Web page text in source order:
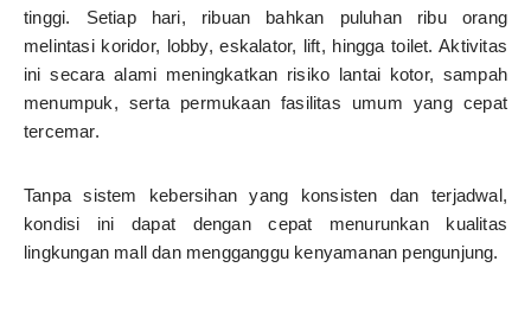
tinggi. Setiap hari, ribuan bahkan puluhan ribu orang
melintasi koridor, lobby, eskalator, lift, hingga toilet. Aktivitas
ini secara alami meningkatkan risiko lantai kotor, sampah
menumpuk, serta permukaan fasilitas umum yang cepat
tercemar.
Tanpa sistem kebersihan yang konsisten dan terjadwal,
kondisi ini dapat dengan cepat menurunkan kualitas
lingkungan mall dan mengganggu kenyamanan pengunjung.